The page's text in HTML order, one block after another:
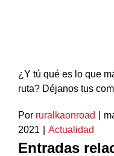
¿Y tú qué es lo que
ruta? Déjanos tus
Por ruralkaonroad
2021
Actualidad
Entradas